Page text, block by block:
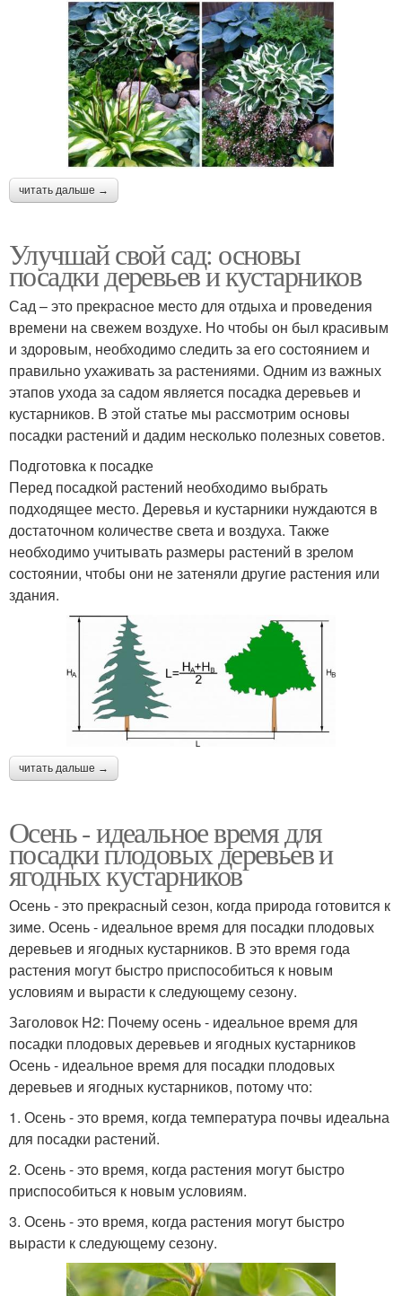
читать дальше →
Улучшай свой сад: основы
посадки деревьев и кустарников
Сад – это прекрасное место для отдыха и проведения
времени на свежем воздухе. Но чтобы он был красивым
и здоровым, необходимо следить за его состоянием и
правильно ухаживать за растениями. Одним из важных
этапов ухода за садом является посадка деревьев и
кустарников. В этой статье мы рассмотрим основы
посадки растений и дадим несколько полезных советов.
Подготовка к посадке
Перед посадкой растений необходимо выбрать
подходящее место. Деревья и кустарники нуждаются в
достаточном количестве света и воздуха. Также
необходимо учитывать размеры растений в зрелом
состоянии, чтобы они не затеняли другие растения или
здания.
читать дальше →
Осень - идеальное время для
посадки плодовых деревьев и
ягодных кустарников
Осень - это прекрасный сезон, когда природа готовится к
зиме. Осень - идеальное время для посадки плодовых
деревьев и ягодных кустарников. В это время года
растения могут быстро приспособиться к новым
условиям и вырасти к следующему сезону.
Заголовок H2: Почему осень - идеальное время для
посадки плодовых деревьев и ягодных кустарников
Осень - идеальное время для посадки плодовых
деревьев и ягодных кустарников, потому что:
1. Осень - это время, когда температура почвы идеальна
для посадки растений.
2. Осень - это время, когда растения могут быстро
приспособиться к новым условиям.
3. Осень - это время, когда растения могут быстро
вырасти к следующему сезону.